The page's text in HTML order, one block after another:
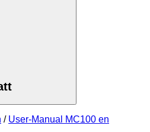
/ User-Manual MC100 en